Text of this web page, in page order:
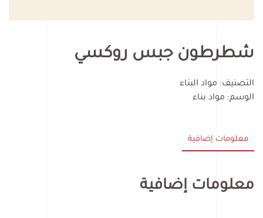
شطرطون جبس روكسي
التصنيف: مواد البناء
الوسم: مواد بناء
معلومات إضافية
معلومات إضافية